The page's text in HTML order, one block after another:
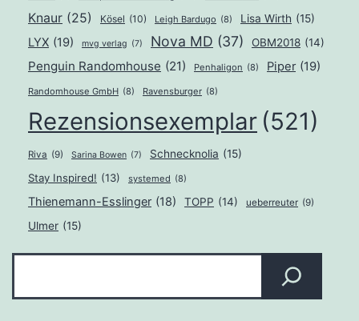
Knaur (25) Kösel (10) Leigh Bardugo (8) Lisa Wirth (15)
LYX (19) mvg verlag (7) Nova MD (37) OBM2018 (14)
Penguin Randomhouse (21) Penhaligon (8) Piper (19)
Randomhouse GmbH (8) Ravensburger (8)
Rezensionsexemplar (521)
Riva (9) Sarina Bowen (7) Schnecknolia (15)
Stay Inspired! (13) systemed (8)
Thienemann-Esslinger (18) TOPP (14) ueberreuter (9)
Ulmer (15)